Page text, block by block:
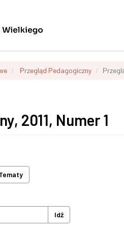
Przegląd Pedagogiczny
2011, Numer 1
Idź